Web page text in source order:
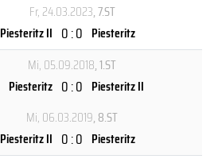
Fr, 24.03.2023, 7.ST
Piesteritz II 0 : 0 Piesteritz
Mi, 05.09.2018, 1.ST
Piesteritz 0 : 0 Piesteritz II
Mi, 06.03.2019, 8.ST
Piesteritz II 0 : 0 Piesteritz